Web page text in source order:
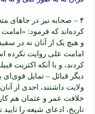
۴ – صحابه نیز در جاهای
کرده‌اند که فرمود:
و هیچ یک از آنان نه در
امامت علی روایت نکرده
کردند، و با آنکه اکثریت
دیگر قبائل – تمایل
ولایت داشتند، احدی از
خلافت عمر و عثمان هم
تاریخ، ادعای شیعه را تایید